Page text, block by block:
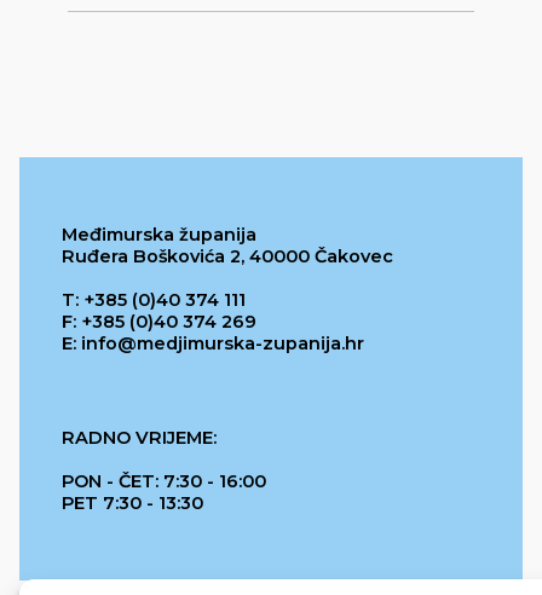
Međimurska županija
Ruđera Boškovića 2, 40000 Čakovec
T: +385 (0)40 374 111
F: +385 (0)40 374 269
E: info@medjimurska-zupanija.hr
RADNO VRIJEME:
PON - ČET: 7:30 - 16:00
PET 7:30 - 13:30